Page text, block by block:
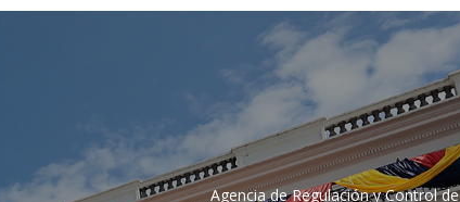
Agencia de Regulación y Control